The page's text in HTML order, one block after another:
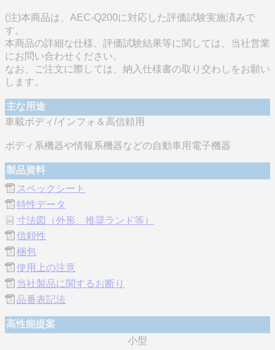
(注)本商品は、AEC-Q200に対応した評価試験実施済みで
す。
本商品の詳細な仕様、評価試験結果等に関しては、当社営業
にお問い合わせください。
なお、ご注文に際しては、納入仕様書の取り交わしをお願い
します。
主な用途
車載ボディ/インフォ＆高信頼用
ボディ系機器や情報系機器などの自動車用電子機器
製品資料
スペックシート
特性データ
寸法図（外形、推奨ランド等）
信頼性
梱包
使用上の注意
当社製品に関するお断り
品番表記法
高性能提案
小型